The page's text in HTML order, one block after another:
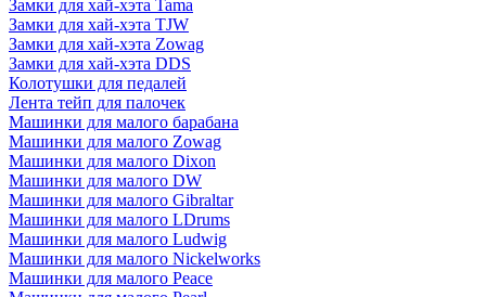
Замки для хай-хэта Tama
Замки для хай-хэта TJW
Замки для хай-хэта Zowag
Замки для хай-хэта DDS
Колотушки для педалей
Лента тейп для палочек
Машинки для малого барабана
Машинки для малого Zowag
Машинки для малого Dixon
Машинки для малого DW
Машинки для малого Gibraltar
Машинки для малого LDrums
Машинки для малого Ludwig
Машинки для малого Nickelworks
Машинки для малого Peace